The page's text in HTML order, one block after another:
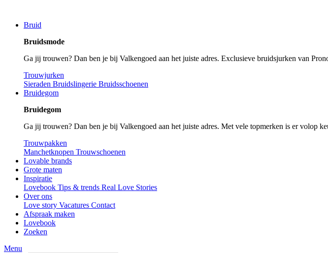
Bruid
Bruidsmode
Ga jij trouwen? Dan ben je bij Valkengoed aan het juiste adres. Exclusieve bruidsjurken van
Trouwjurken
Sieraden Bruidslingerie Bruidsschoenen
Bruidegom
Bruidegom
Ga jij trouwen? Dan ben je bij Valkengoed aan het juiste adres. Met vele topmerken is er volop
Trouwpakken
Manchetknopen Trouwschoenen
Lovable brands
Grote maten
Inspiratie
Lovebook Tips & trends Real Love Stories
Over ons
Love story Vacatures Contact
Afspraak maken
Lovebook
Zoeken
Menu